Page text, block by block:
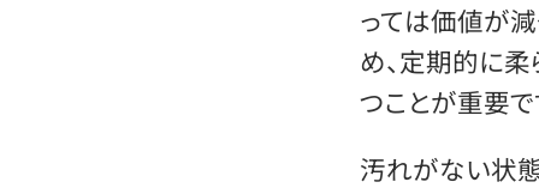
っては価値が減
め、定期的に柔
つことが重要で
汚れがない状